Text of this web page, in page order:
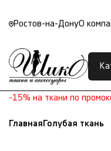
Ростов-на-ДонуО
-15% на ткани по
Главная Голубая ткань